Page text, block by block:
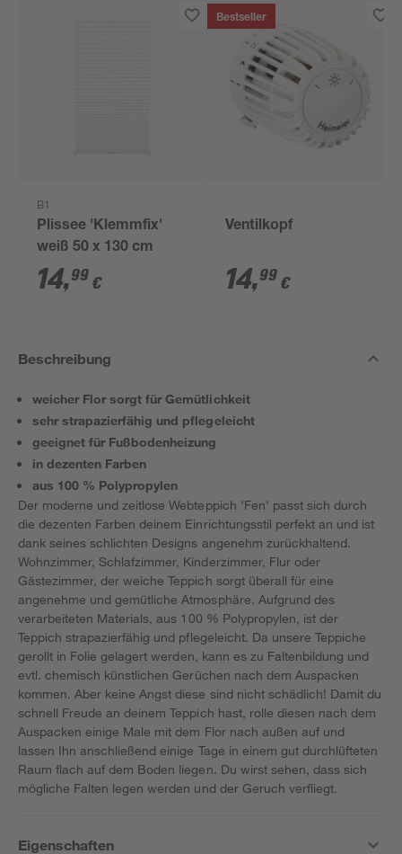
B1
Plissee 'Klemmfix'
weiß 50 x 130 cm
14,99 €
Bestseller
Ventilkopf
14,99 €
Beschreibung
weicher Flor sorgt für Gemütlichkeit
sehr strapazierfähig und pflegeleicht
geeignet für Fußbodenheizung
in dezenten Farben
aus 100 % Polypropylen
Der moderne und zeitlose Webteppich 'Fen' passt sich durch
die dezenten Farben deinem Einrichtungsstil perfekt an und ist
dank seines schlichten Designs angenehm zurückhaltend.
Wohnzimmer, Schlafzimmer, Kinderzimmer, Flur oder
Gästezimmer, der weiche Teppich sorgt überall für eine
angenehme und gemütliche Atmosphäre. Aufgrund des
verarbeiteten Materials, aus 100 % Polypropylen, ist der
Teppich strapazierfähig und pflegeleicht. Da unsere Teppiche
gerollt in Folie gelagert werden, kann es zu Faltenbildung und
evtl. chemisch künstlichen Gerüchen nach dem Auspacken
kommen. Aber keine Angst diese sind nicht schädlich! Damit du
schnell Freude an deinem Teppich hast, rolle diesen nach dem
Auspacken einige Male mit dem Flor nach außen auf und
lassen Ihn anschließend einige Tage in einem gut durchlüfteten
Raum flach auf dem Boden liegen. Du wirst sehen, dass sich
mögliche Falten legen werden und der Geruch verfliegt.
Eigenschaften